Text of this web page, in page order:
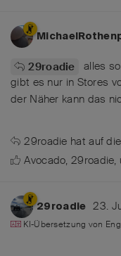
29roadie
alles
gibt es nur in Stores
der Näher kann das
29roadie hat auf
Avocado,29roadie,
29roadie 23.
KI-Übersetzung von